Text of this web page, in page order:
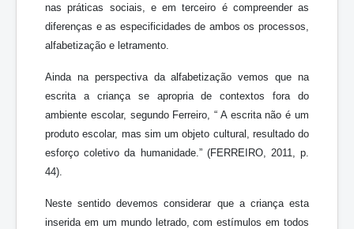
nas práticas sociais, e em terceiro é compreender as
diferenças e as especificidades de ambos os processos,
alfabetização e letramento.
Ainda na perspectiva da alfabetização vemos que na
escrita a criança se apropria de contextos fora do
ambiente escolar, segundo Ferreiro, “ A escrita não é um
produto escolar, mas sim um objeto cultural, resultado do
esforço coletivo da humanidade.” (FERREIRO, 2011, p.
44).
Neste sentido devemos considerar que a criança esta
inserida em um mundo letrado, com estímulos em todos